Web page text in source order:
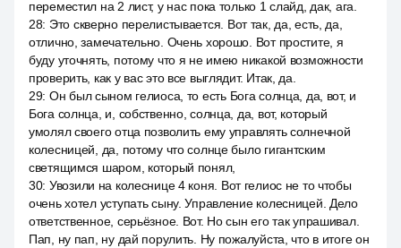
переместил на 2 лист, у нас пока только 1 слайд, дак, ага.
28: Это скверно перелистывается. Вот так, да, есть, да,
отлично, замечательно. Очень хорошо. Вот простите, я
буду уточнять, потому что я не имею никакой возможности
проверить, как у вас это все выглядит. Итак, да.
29: Он был сыном гелиоса, то есть Бога солнца, да, вот, и
Бога солнца, и, собственно, солнца, да, вот, который
умолял своего отца позволить ему управлять солнечной
колесницей, да, потому что солнце было гигантским
светящимся шаром, который понял,
30: Увозили на колеснице 4 коня. Вот гелиос не то чтобы
очень хотел уступать сыну. Управление колесницей. Дело
ответственное, серьёзное. Вот. Но сын его так упрашивал.
Пап, ну пап, ну дай порулить. Ну пожалуйста, что в итоге он